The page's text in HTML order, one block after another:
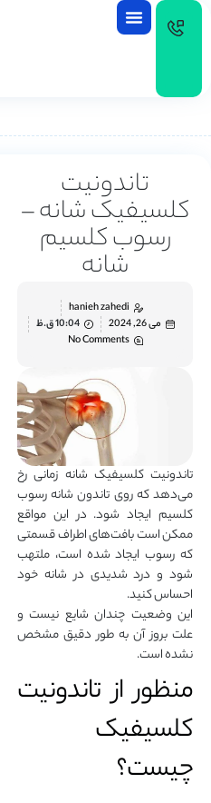
تاندونیت
کلسیفیک شانه –
رسوب کلسیم
شانه
hanieh zahedi
می 26, 2024
10:04 ق.ظ
No Comments
تاندونیت کلسیفیک شانه زمانی رخ
می‌دهد که روی تاندون شانه رسوب
کلسیم ایجاد شود. در این مواقع
ممکن است بافت‌های اطراف قسمتی
که رسوب ایجاد شده است، ملتهب
شود و درد شدیدی در شانه خود
احساس کنید.
این وضعیت چندان شایع نیست و
علت بروز آن به طور دقیق مشخص
نشده است.
منظور از تاندونیت
کلسیفیک
چیست؟